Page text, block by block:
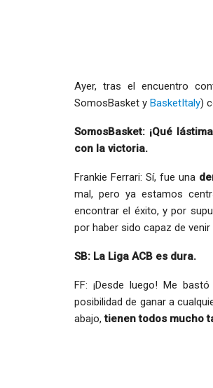
Ayer, tras el encuentro
SomosBasket y BasketItaly)
SomosBasket: ¡Qué
con la victoria.
Frankie Ferrari: Sí, fue una
mal, pero ya estamos
encontrar el éxito, y por
por haber sido capaz de
SB: La Liga ACB es dura.
FF: ¡Desde luego! Me
posibilidad de ganar a
abajo,tienen todos mucho